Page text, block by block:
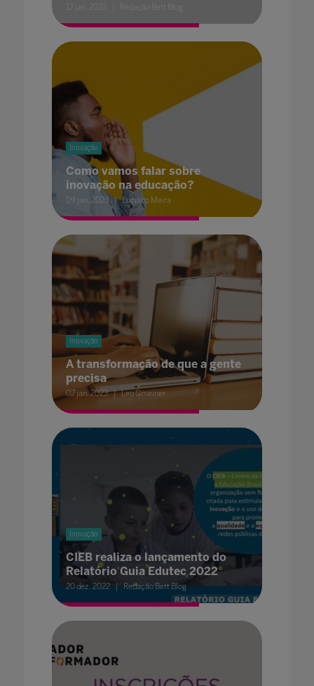
12 jan. 2023 Redação Bett Blog
Inovação
Como vamos falar sobre
inovação na educação?
09 jan. 2023 Luciano Meira
Inovação
A transformação de que a gente
precisa
02 jan. 2023 Leo Gmeiner
Inovação
CIEB realiza o lançamento do
Relatório Guia Edutec 2022
20 dez. 2022 Redação Bett Blog